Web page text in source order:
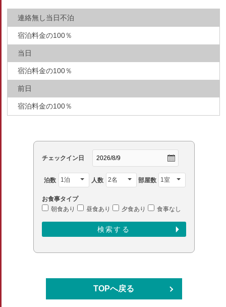
連絡無し当日不泊
宿泊料金の100％
当日
宿泊料金の100％
前日
宿泊料金の100％
チェックイン日
泊数 人数 部屋数
お食事タイプ
朝食あり
昼食あり 夕食あり 食事なし
TOPへ戻る